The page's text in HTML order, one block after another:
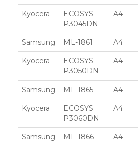
Kyocera
ECOSYS
P3045DN
A4
Samsung ML-1861 A4
Kyocera
ECOSYS
P3050DN
A4
Samsung ML-1865 A4
Kyocera
ECOSYS
P3060DN
A4
Samsung ML-1866 A4